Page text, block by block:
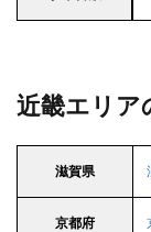
近畿エリア
滋賀県
京都府